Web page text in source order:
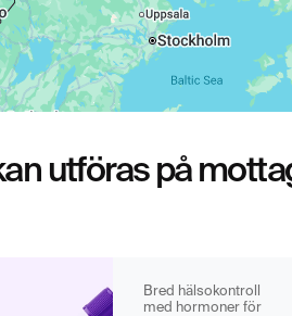
utföras på
Bred hälsokontroll
med hormoner för